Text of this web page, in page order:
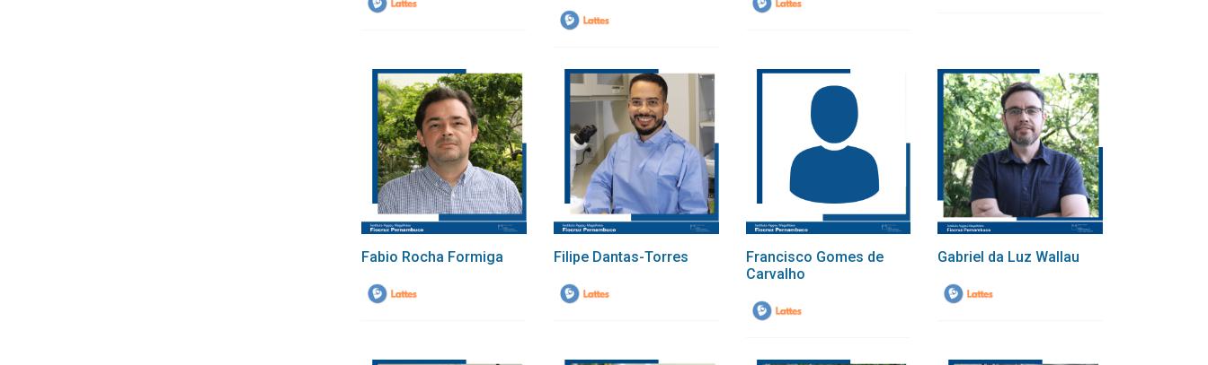
Fabio Rocha Formiga Filipe Dantas-Torres
Francisco Gomes de
Carvalho
Gabriel da Luz Wallau